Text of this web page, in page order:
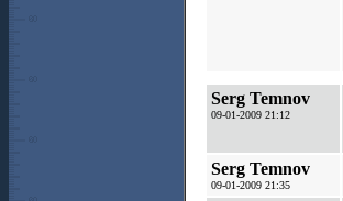
Serg Temnov
09-01-2009 21:12
Serg Temnov
09-01-2009 21:35